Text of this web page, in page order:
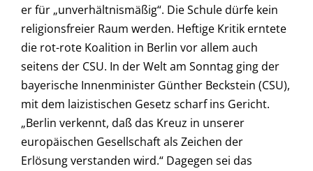
er für „unverhältnismäßig“. Die Schule dürfe kein
religionsfreier Raum werden. Heftige Kritik erntete
die rot-rote Koalition in Berlin vor allem auch
seitens der CSU. In der Welt am Sonntag ging der
bayerische Innenminister Günther Beckstein (CSU),
mit dem laizistischen Gesetz scharf ins Gericht.
„Berlin verkennt, daß das Kreuz in unserer
europäischen Gesellschaft als Zeichen der
Erlösung verstanden wird.“ Dagegen sei das